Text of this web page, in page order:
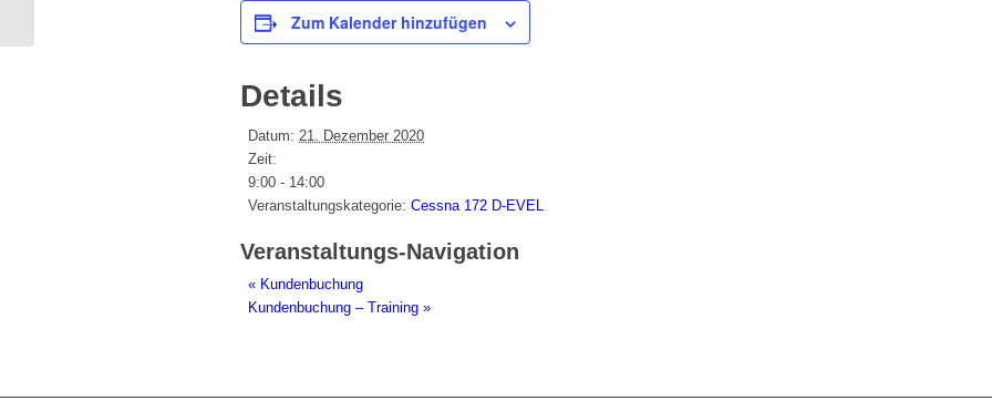
Zum Kalender hinzufügen
Details
Datum: 21. Dezember 2020
Zeit:
9:00 - 14:00
Veranstaltungskategorie: Cessna 172 D-EVEL
Veranstaltungs-Navigation
« Kundenbuchung
Kundenbuchung – Training »